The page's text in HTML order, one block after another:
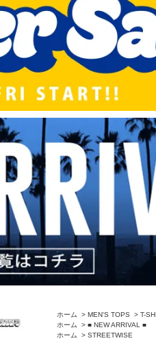
ホーム > MEN'S TOPS > T-
ホーム
> ■ NEW ARRIVAL ■
ホーム
> STREETWISE